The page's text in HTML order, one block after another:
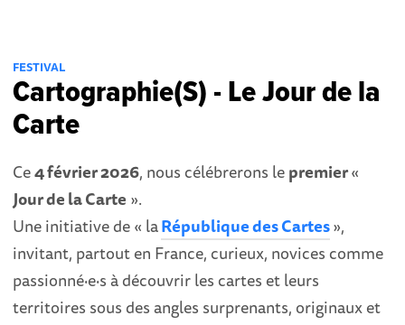
FESTIVAL
Cartographie(S) - Le Jour de la
Carte
Ce4 février 2026, nous célébrerons lepremier«
Jour de la Carte ».
Une initiative de « laRépublique des Cartes»,
invitant, partout en France, curieux, novices comme
passionné·e·s à découvrir les cartes et leurs
territoires sous des angles surprenants, originaux et